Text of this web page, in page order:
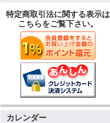
特定商取引法に関する表示は
こちらをご覧下さい。
カレンダー